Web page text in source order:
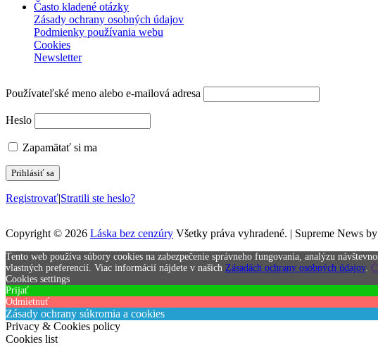
Často kladené otázky
Zásady ochrany osobných údajov
Podmienky používania webu
Cookies
Newsletter
Používateľské meno alebo e‑mailová adresa
Heslo
Zapamätať si ma
Registrovať|Stratili ste heslo?
Copyright © 2026 Láska bez cenzúry Všetky práva vyhradené. | Supreme News by
Tento web používa súbory cookies na zabezpečenie správneho fungovania, analýzu
vlastných preferencií. Viac informácií nájdete v našich Zásadách ochrany osobných údajov.
Cookies settings
Prijať
Odmietnuť
Zásady ochrany súkromia a cookies
Privacy & Cookies policy
Cookies list